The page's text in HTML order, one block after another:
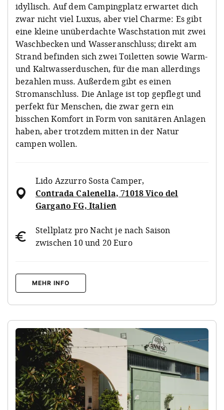
idyllisch. Auf dem Campingplatz erwartet dich
zwar nicht viel Luxus, aber viel Charme: Es gibt
eine kleine unüberdachte Waschstation mit zwei
Waschbecken und Wasseranschluss; direkt am
Strand befinden sich zwei Toiletten sowie Warm-
und Kaltwasserduschen, für die man allerdings
bezahlen muss. Außerdem gibt es einen
Stromanschluss. Die Anlage ist top gepflegt und
perfekt für Menschen, die zwar gern ein
bisschen Komfort in Form von sanitären Anlagen
haben, aber trotzdem mitten in der Natur
campen wollen.
Lido Azzurro Sosta Camper,
Contrada Calenella, 71018 Vico del
Gargano FG, Italien
Stellplatz pro Nacht je nach Saison
zwischen 10 und 20 Euro
MEHR INFO